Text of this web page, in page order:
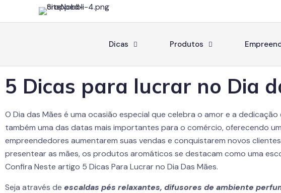
Dicas Produtos
5 Dicas para lucrar no Dia
O Dia das Mães é uma ocasião especial que celebra o amor e a
também uma das datas mais importantes para o comércio, oferecendo
empreendedores aumentarem suas vendas e conquistarem novos
presentear as mães, os produtos aromáticos se destacam como uma
Confira Neste artigo 5 Dicas Para Lucrar no Dia Das Mães.
Seja através de escaldas pés relaxantes, difusores de ambiente